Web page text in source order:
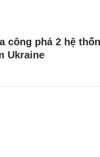
công phá 2 hệ
Ukraine